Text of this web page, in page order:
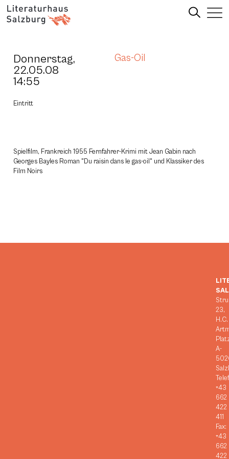
Donnerstag,
22.05.08
14:55
Gas-Oil
Eintritt
Spielfilm, Frankreich 1955 Fernfahrer-Krimi mit Jean Gabin nach
Georges Bayles Roman "Du raisin dans le gas-oil" und Klassiker des
Film Noirs
23,
H.C.
A-
+43
662
422
411
Fax:
+43
662
422